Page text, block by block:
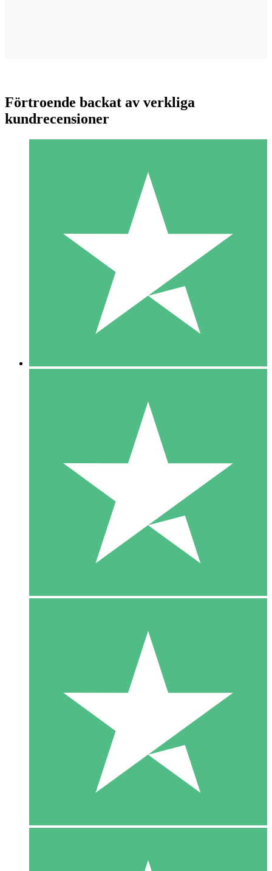
Individuella Kreditpaket
Betala per användning med nedladdningskrediter. Inget
1 Nedladdningar
10 00
10 Nedladdningar
20 00
Förtroende backat av verkliga
kundrecensioner